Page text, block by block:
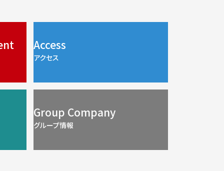
Access
アクセス
Group Company
グループ情報